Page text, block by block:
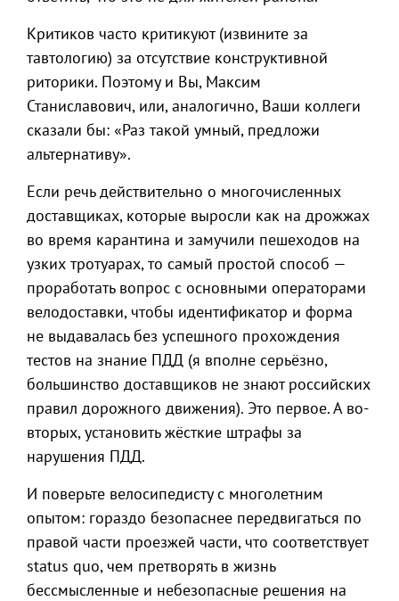
Критиков часто критикуют (извините за
тавтологию) за отсутствие конструктивной
риторики. Поэтому и Вы, Максим
Станиславович, или, аналогично, Ваши коллеги
сказали бы: «Раз такой умный, предложи
альтернативу».
Если речь действительно о многочисленных
доставщиках, которые выросли как на дрожжах
во время карантина и замучили пешеходов на
узких тротуарах, то самый простой способ —
проработать вопрос с основными операторами
велодоставки, чтобы идентификатор и форма
не выдавалась без успешного прохождения
тестов на знание ПДД (я вполне серьёзно,
большинство доставщиков не знают российских
правил дорожного движения). Это первое. А во-
вторых, установить жёсткие штрафы за
нарушения ПДД.
И поверьте велосипедисту с многолетним
опытом: гораздо безопаснее передвигаться по
правой части проезжей части, что соответствует
status quo, чем претворять в жизнь
бессмысленные и небезопасные решения на